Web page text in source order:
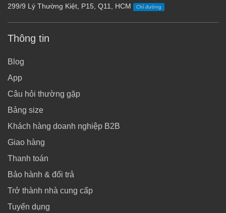
299/9 Lý Thường Kiệt, P15, Q11, HCM
Chỉ đường
Thông tin
Blog
App
Câu hỏi thường gặp
Bảng size
Khách hàng doanh nghiệp B2B
Giao hàng
Thanh toán
Bảo hành & đổi trả
Trở thành nhà cung cấp
Tuyển dụng